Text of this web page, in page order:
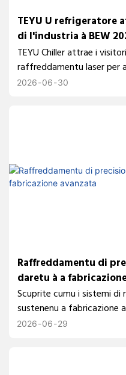
TEYU U refrigeratore
di l'industria à BEW
TEYU Chiller attrae i
raffreddamentu laser per
è pulizia. Esplora i chiller
2026 06 30
Raffreddamentu di
daretu à a
Scuprite cumu i sistemi di
sustenenu a fabricazione
di l'attrezzatura, a
2026 06 29